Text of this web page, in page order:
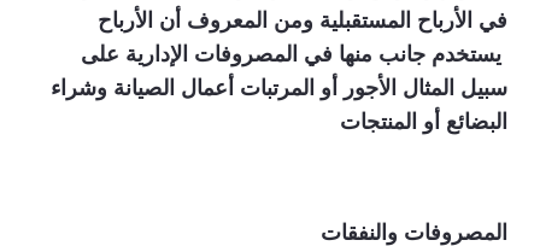
في الأرباح المستقبلية ومن المعروف أن الأرباح
يستخدم جانب منها في المصروفات الإدارية على
سبيل المثال الأجور أو المرتبات أعمال الصيانة وشراء
البضائع أو المنتجات
المصروفات والنفقات